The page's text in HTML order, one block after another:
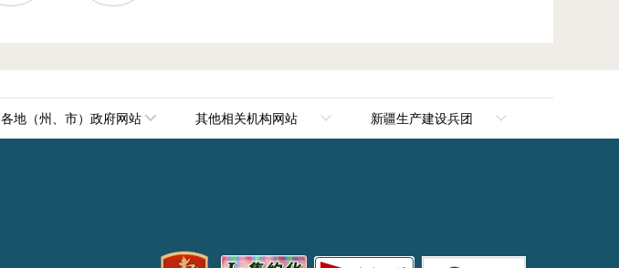
各地（州、市）政府网站 其他相关机构网站 新疆生产建设兵团